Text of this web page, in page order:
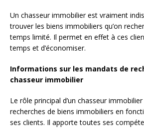
Un chasseur immobilier est vraiment
trouver les biens immobiliers qu’on
temps limité. Il permet en effet à ces
temps et d’économiser.
Informations sur les mandats de
chasseur immobilier
Le rôle principal d’un chasseur
recherches de biens immobiliers en
ses clients. Il apporte toutes ses